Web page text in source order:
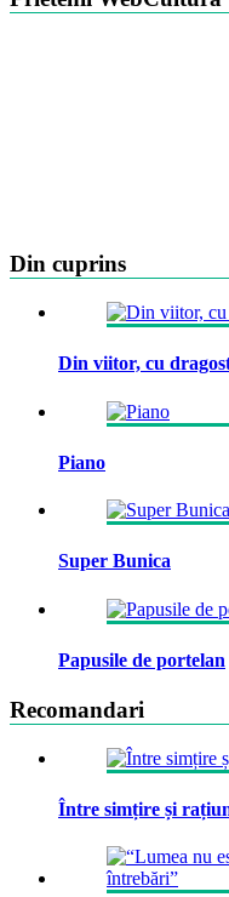
Din cuprins
Din viitor, cu
Piano
Super Bunica
Papusile de portelan
Recomandari
Între simțire și